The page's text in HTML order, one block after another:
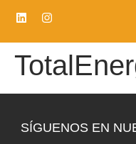
SÍGUENOS EN